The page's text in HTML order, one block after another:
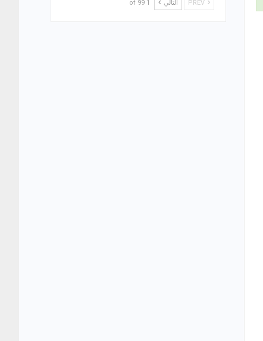
التالي 1 of 99